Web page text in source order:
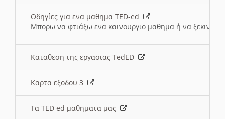
Οδηγίες για ενα μαθημα TED-ed
Μπορω να φτιάξω ενα καινουργιο μαθημα ή να
Καταθεση της εργασιας TedED
Καρτα εξοδου 3
Τα TED ed μαθηματα μας